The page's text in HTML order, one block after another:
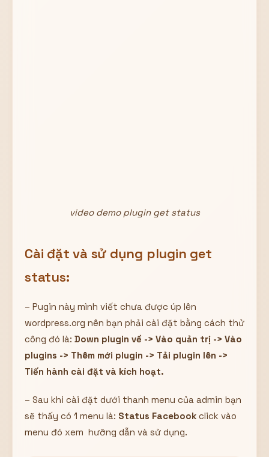
video demo plugin get status
Cài đặt và sử dụng plugin get
status:
– Pugin này mình viết chưa được úp lên
wordpress.org nên bạn phải cài đặt bằng cách thử
công đó là: Down plugin về -> Vào quản trị -> Vào
plugins -> Thêm mới plugin -> Tải plugin lên ->
Tiến hành cài đặt và kích hoạt.
– Sau khi cài đặt dưới thanh menu của admin bạn
sẽ thấy có 1 menu là: Status Facebook click vào
menu đó xem hưỡng dẫn và sử dụng.